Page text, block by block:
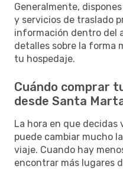
Generalmente,
y servicios de traslado
información dentro del
detalles sobre la forma
tu hospedaje.
Cuándo comprar
desde Santa
La hora en que decidas
puede cambiar mucho
viaje. Cuando hay
encontrar más lugares